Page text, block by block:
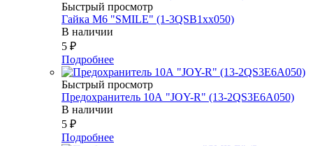
Быстрый просмотр
Гайка М6 "SMILE" (1-3QSB1xx050)
В наличии
5 ₽
Подробнее
Быстрый просмотр
Предохранитель 10А "JOY-R" (13-2QS3E6A050)
В наличии
5 ₽
Подробнее